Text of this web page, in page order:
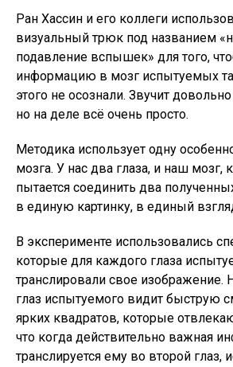
Ран Хассин и его коллеги
визуальный трюк под названием
подавление вспышек» для того,
информацию в мозг испытуемых
этого не осознали. Звучит
но на деле всё очень просто.
Методика использует одну
мозга. У нас два глаза, и наш мозг,
пытается соединить два
в единую картинку, в единый
В эксперименте использовались
которые для каждого глаза
транслировали свое изображение.
глаз испытуемого видит быструю
ярких квадратов, которые
что когда действительно важная
транслируется ему во второй глаз,